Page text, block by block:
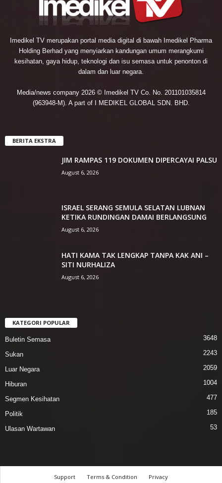
Imedikel TV merupakan portal media digital di bawah Imedikel Pharma
Holding Berhad yang menyiarkan kandungan umum merangkumi
kesihatan, gaya hidup, teknologi dan isu semasa untuk penonton di
dalam dan luar negara.
Media/news company 2026 © Imedikel TV Co. No. 201101035814
(963948-M). A part of I MEDIKEL GLOBAL SDN. BHD.
BERITA EKSTRA
JIM RAMPAS 119 DOKUMEN DIPERCAYAI PALSU
August 6, 2026
ISRAEL SERANG SEMULA SELATAN LUBNAN
KETIKA RUNDINGAN DAMAI BERLANGSUNG
August 6, 2026
HATI KAMA TAK LENGKAP TANPA KAK ANI –
SITI NURHALIZA
August 6, 2026
KATEGORI POPULAR
Buletin Semasa 3648
Sukan 2243
Luar Negara 2059
Hiburan 1004
Segmen Kesihatan 477
Politik 185
Ulasan Wartawan 53
Support Terms & Condition Privacy